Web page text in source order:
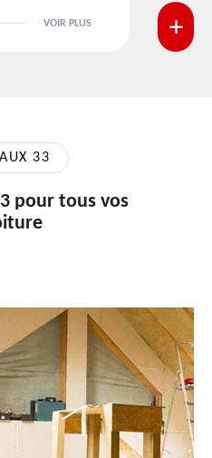
VOIR PLUS
33
pour tous vos